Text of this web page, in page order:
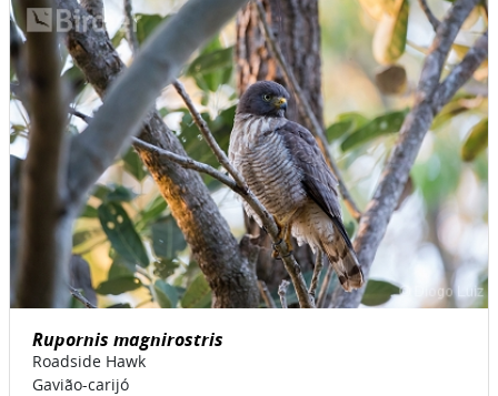
Rupornis magnirostris
Roadside Hawk
Gavião-carijó